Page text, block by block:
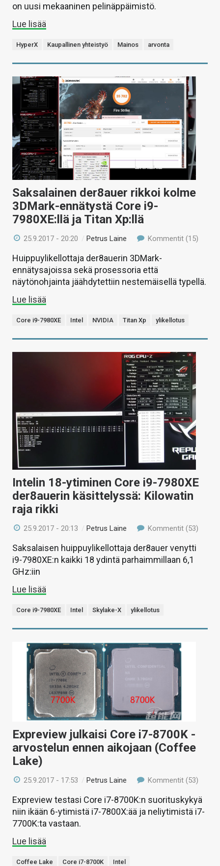
on uusi mekaaninen pelinäppäimistö.
Lue lisää
HyperX Kaupallinen yhteistyö Mainos arvonta
Saksalainen der8auer rikkoi kolme
3DMark-ennätystä Core i9-
7980XE:llä ja Titan Xp:llä
25.9.2017 - 20:20 / Petrus Laine Kommentit (15)
Huippuylikellottaja der8auerin 3DMark-
ennätysajoissa sekä prosessoria että
näytönohjainta jäähdytettiin nestemäisellä typellä.
Lue lisää
Core i9-7980XE Intel NVIDIA Titan Xp ylikellotus
Intelin 18-ytiminen Core i9-7980XE
der8auerin käsittelyssä: Kilowatin
raja rikki
25.9.2017 - 20:13 /Petrus Laine Kommentit (53)
Saksalaisen huippuylikellottaja der8auer venytti
i9-7980XE:n kaikki 18 ydintä parhaimmillaan 6,1
GHz:iin
Lue lisää
Core i9-7980XE Intel Skylake-X ylikellotus
Expreview julkaisi Core i7-8700K -
arvostelun ennen aikojaan (Coffee
Lake)
25.9.2017 - 17:53 /Petrus Laine Kommentit (53)
Expreview testasi Core i7-8700K:n suorituskykyä
niin ikään 6-ytimistä i7-7800X:ää ja neliytimistä i7-
7700K:ta vastaan.
Lue lisää
Coffee Lake Core i7-8700K Intel